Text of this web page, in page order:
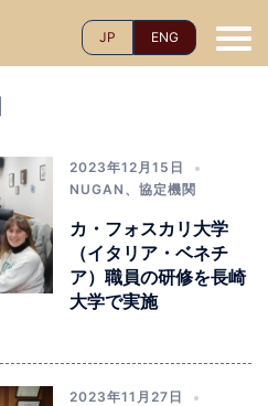
JP ENG
2023年12月15日
NUGAN 、協定機関
カ・フォスカリ大学
（イタリア・ベネチ
ア）職員の研修を長崎
大学で実施
2023年11月27日